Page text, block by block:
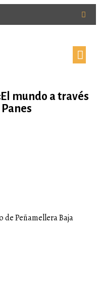
mundo a través
de Peñamellera Baja